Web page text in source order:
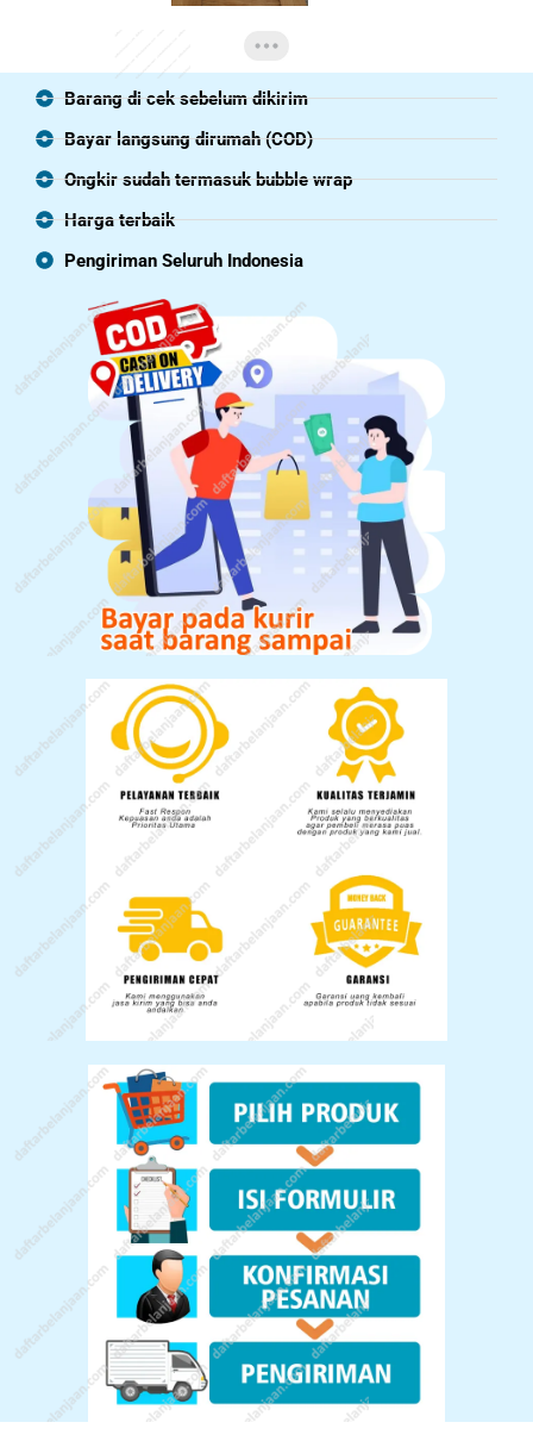
Barang di cek sebelum dikirim
Bayar langsung dirumah (COD)
Ongkir sudah termasuk bubble wrap
Harga terbaik
Pengiriman Seluruh Indonesia